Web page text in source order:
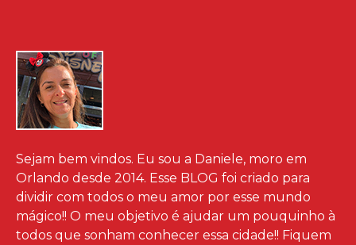
Sejam bem vindos. Eu sou a Daniele, moro em
Orlando desde 2014. Esse BLOG foi criado para
dividir com todos o meu amor por esse mundo
mágico!! O meu objetivo é ajudar um pouquinho à
todos que sonham conhecer essa cidade!! Fiquem